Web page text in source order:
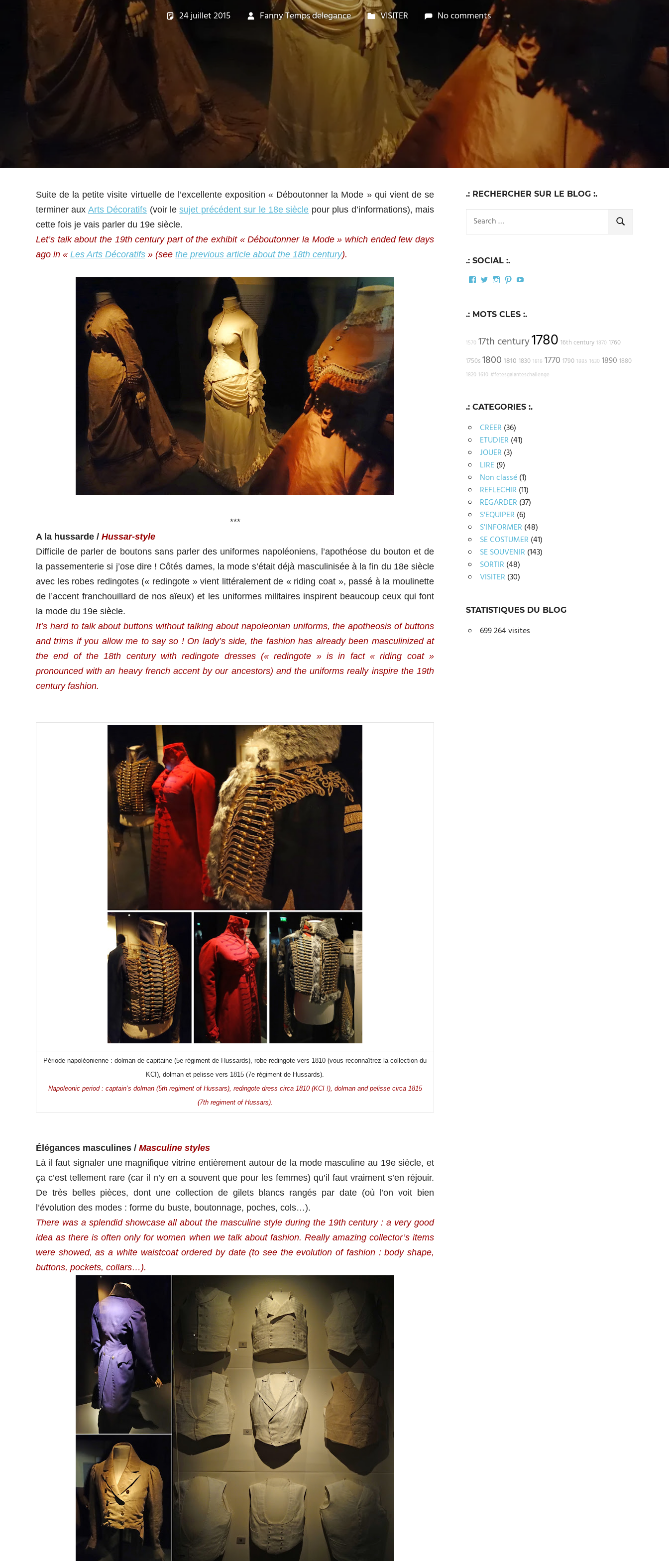
24 juillet 2015 Fanny Temps delegance VISITER No comments
Suite de la petite visite virtuelle de l’excellente exposition « Déboutonner la Mode » qui vient de se
terminer aux Arts Décoratifs (voir lesujet précédent sur le 18e siècle pour plus d’informations), mais
cette fois je vais parler du 19e siècle.
Let’s talk about the 19th century part of the exhibit « Déboutonner la Mode » which ended few days
ago in « Les Arts Décoratifs » (see the previous article about the 18th century).
***
A la hussarde / Hussar-style
Difficile de parler de boutons sans parler des uniformes napoléoniens, l’apothéose du bouton et de
la passementerie si j’ose dire ! Côtés dames, la mode s’était déjà masculinisée à la fin du 18e siècle
avec les robes redingotes (« redingote » vient littéralement de « riding coat », passé à la moulinette
de l’accent franchouillard de nos aïeux) et les uniformes militaires inspirent beaucoup ceux qui font
la mode du 19e siècle.
It’s hard to talk about buttons without talking about napoleonian uniforms, the apotheosis of buttons
and trims if you allow me to say so ! On lady’s side, the fashion has already been masculinized at
the end of the 18th century with redingote dresses (« redingote » is in fact « riding coat »
pronounced with an heavy french accent by our ancestors) and the uniforms really inspire the 19th
century fashion.
Période napoléonienne : dolman de capitaine (5e régiment de Hussards), robe redingote vers 1810 (vous reconnaîtrez la collection du
KCI), dolman et pelisse vers 1815 (7e régiment de Hussards).
Napoleonic period : captain’s dolman (5th regiment of Hussars), redingote dress circa 1810 (KCI !), dolman and pelisse circa 1815
(7th regiment of Hussars).
Élégances masculines / Masculine styles
Là il faut signaler une magnifique vitrine entièrement autour de la mode masculine au 19e siècle, et
ça c’est tellement rare (car il n’y en a souvent que pour les femmes) qu’il faut vraiment s’en réjouir.
De très belles pièces, dont une collection de gilets blancs rangés par date (où l’on voit bien
l’évolution des modes : forme du buste, boutonnage, poches, cols…).
There was a splendid showcase all about the masculine style during the 19th century : a very good
idea as there is often only for women when we talk about fashion. Really amazing collector’s items
were showed, as a white waistcoat ordered by date (to see the evolution of fashion : body shape,
buttons, pockets, collars…).
.: RECHERCHER SUR LE BLOG :.
for:
SEARCH
.: SOCIAL :.
Facebook
TwitterInstagram
PinterestYouTube
.: MOTS CLES :.
1570 17th century1780 16th century 1870 1760
1750s 1800 1810 1830 1818 1770 1790 1885 1630 1890 1880
1820 1610 #fetesgalanteschallenge
.: CATEGORIES :.
CREER (36)
ETUDIER (41)
JOUER (3)
LIRE(9)
Non classé(1)
REFLECHIR (11)
REGARDER (37)
S'EQUIPER (6)
S'INFORMER (48)
SE COSTUMER (41)
SE SOUVENIR (143)
SORTIR (48)
VISITER (30)
STATISTIQUES DU BLOG
699 264 visites